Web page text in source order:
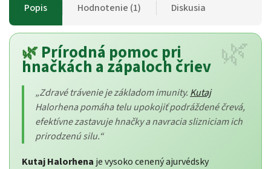
Popis Hodnotenie (1) Diskusia
🌿 Prírodná pomoc pri
hnačkách a zápaloch čriev
„Zdravé trávenie je základom imunity. Kutaj
Halorhena pomáha telu upokojiť podráždené črevá,
efektívne zastavuje hnačky a navracia slizniciam ich
prirodzenú silu.“
Kutaj Halorhena je vysoko cenený ajurvédsky